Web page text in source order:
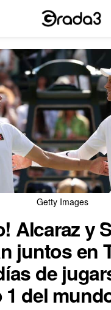
Getty Images
Alcaraz y
juntos en
de
1 del